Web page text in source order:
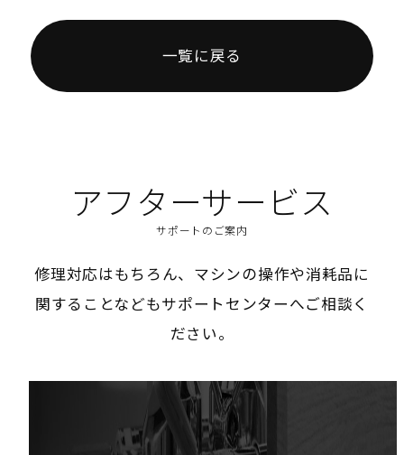
一覧に戻る
アフターサービス
サポートのご案内
修理対応はもちろん、マシンの操作や消耗品に
関することなどもサポートセンターへご相談く
ださい。